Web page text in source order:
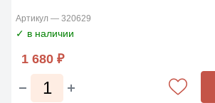
Артикул — 320629
✓ в наличии
1 680 ₽